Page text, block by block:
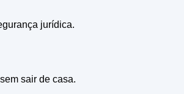
jurídica.
sair de casa.